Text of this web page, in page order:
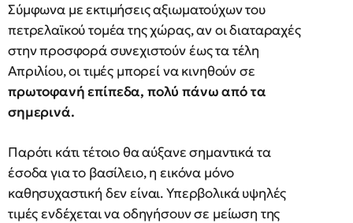
Σύμφωνα με εκτιμήσεις αξιωματούχων του
πετρελαϊκού τομέα της χώρας, αν οι διαταραχές
στην προσφορά συνεχιστούν έως τα τέλη
Απριλίου, οι τιμές μπορεί να κινηθούν σε
πρωτοφανή επίπεδα, πολύ πάνω από τα
σημερινά.
Παρότι κάτι τέτοιο θα αύξανε σημαντικά τα
έσοδα για το βασίλειο, η εικόνα μόνο
καθησυχαστική δεν είναι. Υπερβολικά υψηλές
τιμές ενδέχεται να οδηγήσουν σε μείωση της